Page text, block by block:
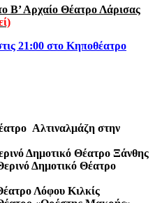
Β’ Αρχαίο Θέατρο Λάρισας
21:00 στο Κηποθέατρο
Αλτιναλμάζη στην
Δημοτικό Θέατρο Ξάνθης
Δημοτικό Θέατρο
Λόφου Κιλκίς